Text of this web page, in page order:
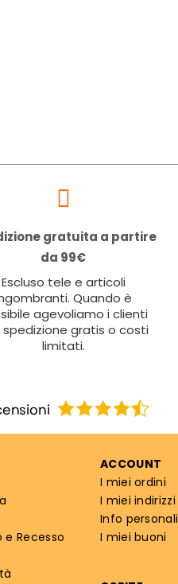
gratuita a partire
da 99€
Escluso tele e articoli
Quando è
agevoliamo i clienti
spedizione gratis o costi
limitati.
Recesso
ACCOUNT
I miei ordini
I miei indirizzi
Info personali
I miei buoni